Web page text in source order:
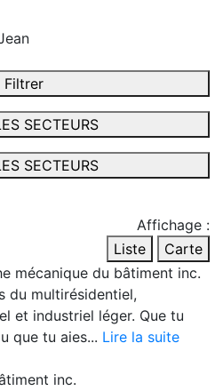
Filtrer
SECTEURS
SECTEURS
Affichage :
Liste
Carte
mécanique du bâtiment inc.
du multirésidentiel,
et industriel léger. Que tu
que tu aies... Lire la suite
inc.